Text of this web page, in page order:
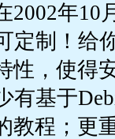
2002年
定制！给
，使得
有基于
教程；更